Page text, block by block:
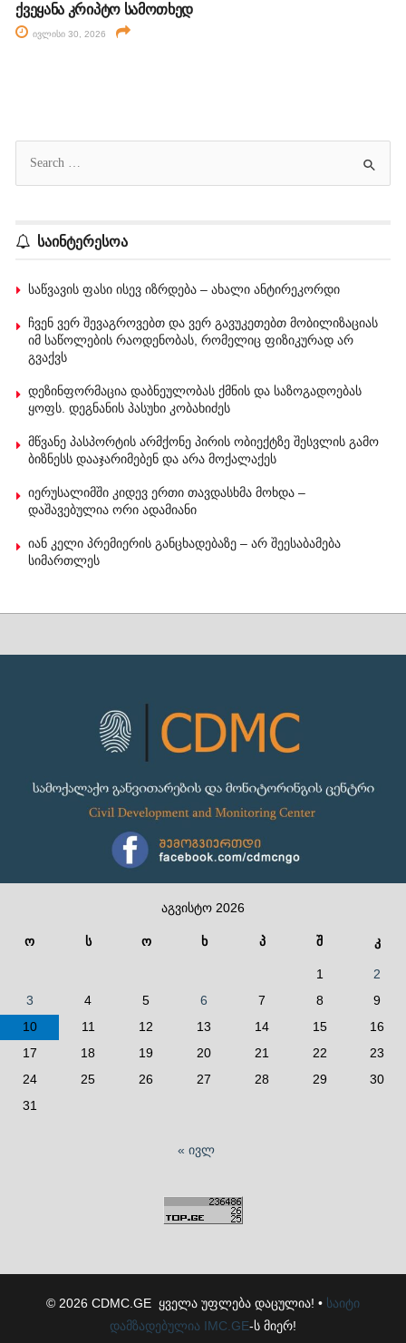
ქვეყანა კრიპტო სამოთხედ
ივლისი 30, 2026
საინტერესოა
საწვავის ფასი ისევ იზრდება – ახალი ანტირეკორდი
ჩვენ ვერ შევაგროვებთ და ვერ გავუკეთებთ მობილიზაციას
იმ საწოლების რაოდენობას, რომელიც ფიზიკურად არ
გვაქვს
დეზინფორმაცია დაბნეულობას ქმნის და საზოგადოებას
ყოფს. დეგნანის პასუხი კობახიძეს
მწვანე პასპორტის არმქონე პირის ობიექტზე შესვლის გამო
ბიზნესს დააჯარიმებენ და არა მოქალაქეს
იერუსალიმში კიდევ ერთი თავდასხმა მოხდა –
დაშავებულია ორი ადამიანი
იან კელი პრემიერის განცხადებაზე – არ შეესაბამება
სიმართლეს
აგვისტო 2026
ო ს ო ხ პ შ კ
1
2
3
4 5 6 7 8
9
10
11 12 13 14 15
16
17
18 19 20 21 22
23
24
25 26 27 28 29
30
31
« ივლ
© 2026 CDMC.GE ყველა უფლება დაცულია! • საიტი
დამზადებულია
IMC.GE-ს მიერ!